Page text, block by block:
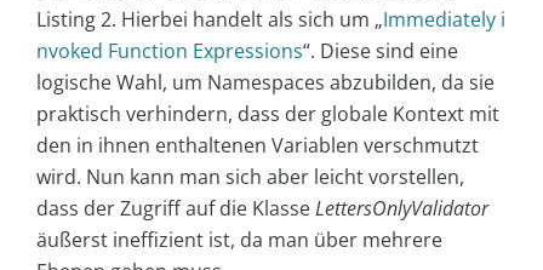
Listing 2. Hierbei handelt als sich um „Immediately i
nvoked Function Expressions“. Diese sind eine
logische Wahl, um Namespaces abzubilden, da sie
praktisch verhindern, dass der globale Kontext mit
den in ihnen enthaltenen Variablen verschmutzt
wird. Nun kann man sich aber leicht vorstellen,
dass der Zugriff auf die KlasseLettersOnlyValidator
äußerst ineffizient ist, da man über mehrere